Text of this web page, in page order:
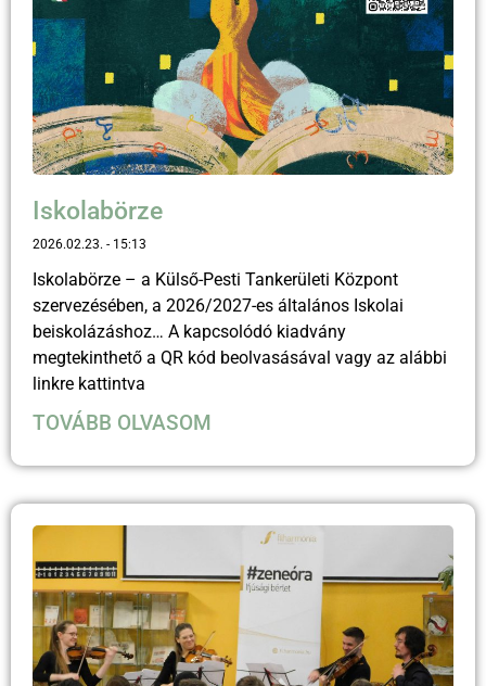
Iskolabörze
2026.02.23. 15:13
Iskolabörze – a Külső-Pesti Tankerületi Központ
szervezésében, a 2026/2027-es általános Iskolai
beiskolázáshoz… A kapcsolódó kiadvány
megtekinthető a QR kód beolvasásával vagy az alábbi
linkre kattintva
TOVÁBB OLVASOM